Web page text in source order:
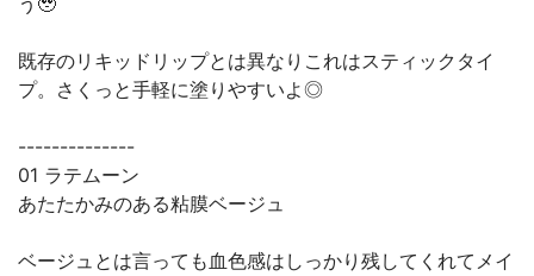
既存のリキッドリップとは異なりこれはスティックタイ
プ。さくっと手軽に塗りやすいよ◎
--------------
01 ラテムーン
あたたかみのある粘膜ベージュ
ベージュとは言っても血色感はしっかり残してくれてメイ